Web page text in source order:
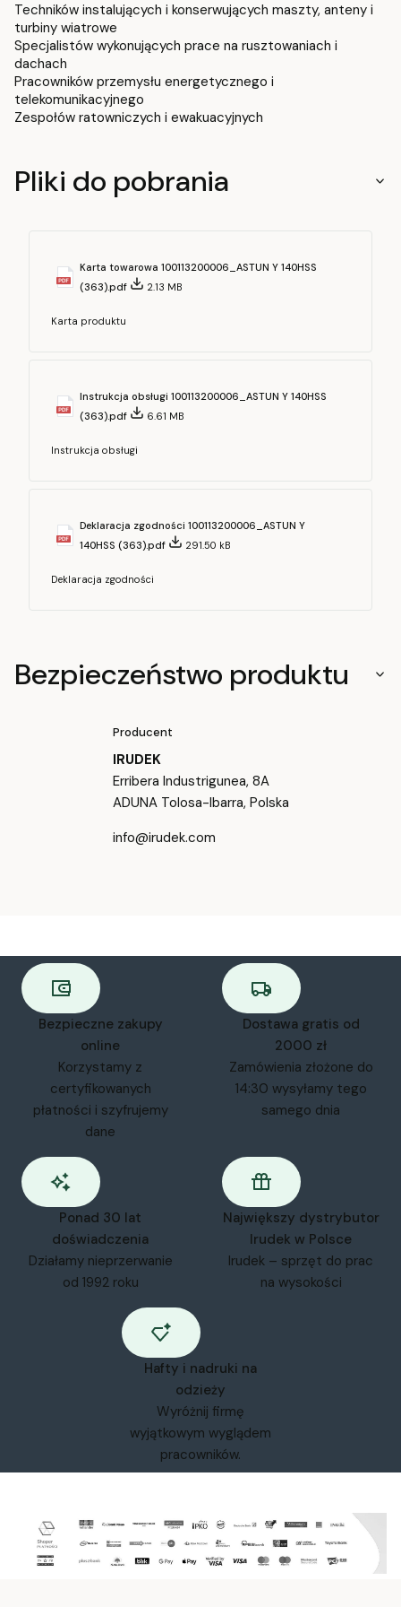
Techników instalujących i konserwujących maszty, anteny i
turbiny wiatrowe
Specjalistów wykonujących prace na rusztowaniach i
dachach
Pracowników przemysłu energetycznego i
telekomunikacyjnego
Zespołów ratowniczych i ewakuacyjnych
Pliki do pobrania
Karta towarowa 100113200006_ASTUN Y 140HSS
(363).pdf
2.13 MB
Karta produktu
Instrukcja obsługi 100113200006_ASTUN Y 140HSS
(363).pdf
6.61 MB
Instrukcja obsługi
Deklaracja zgodności 100113200006_ASTUN Y
140HSS (363).pdf
291.50 kB
Deklaracja zgodności
Bezpieczeństwo produktu
Producent
IRUDEK
Erribera Industrigunea, 8A
ADUNA Tolosa-Ibarra, Polska
info@irudek.com
Bezpieczne zakupy
online
Korzystamy z
certyfikowanych
płatności i szyfrujemy
dane
Dostawa gratis od
2000 zł
Zamówienia złożone do
14:30 wysyłamy tego
samego dnia
Ponad 30 lat
doświadczenia
Działamy nieprzerwanie
od 1992 roku
Największy dystrybutor
Irudek w Polsce
Irudek – sprzęt do prac
na wysokości
Hafty i nadruki na
odzieży
Wyróżnij firmę
wyjątkowym wyglądem
pracowników.